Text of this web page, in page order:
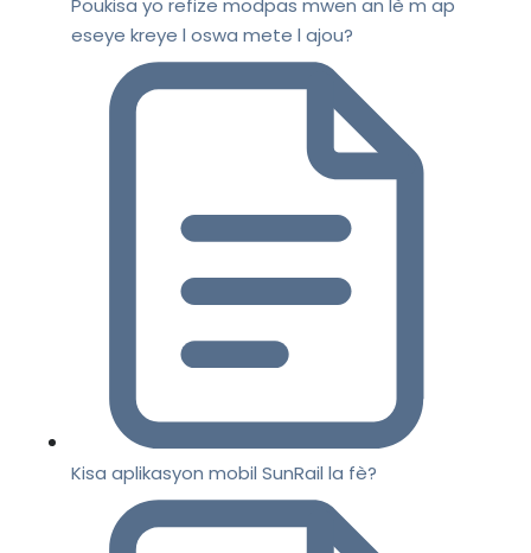
Poukisa yo refize modpas mwen an lè m ap
eseye kreye l oswa mete l ajou?
Kisa aplikasyon mobil SunRail la fè?